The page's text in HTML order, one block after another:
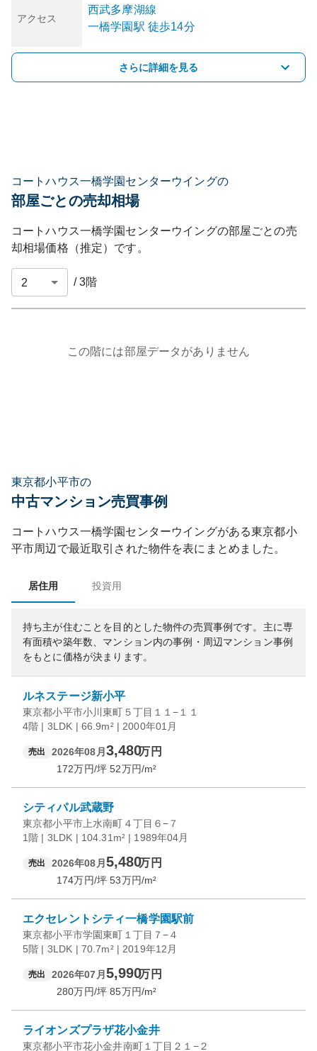
アクセス
西武多摩湖線
一橋学園 駅 徒歩14分
さらに詳細を見る
コートハウス一橋学園センターウイングの
部屋ごとの売却相場
コートハウス一橋学園センターウイングの部屋ごとの売
却相場価格（推定）です。
/3階
この階には部屋データがありません
東京都小平市の
中古マンション売買事例
コートハウス一橋学園センターウイングがある東京都小
平市周辺で最近取引された物件を表にまとめました。
居住用 投資用
持ち主が住むことを目的とした物件の売買事例です。 主に専
有面積や築年数、マンション内の事例・周辺マンション事例
をもとに価格が決まります。
ルネステージ新小平
東京都小平市小川東町５丁目１１−１１
4階 | 3LDK | 66.9m² | 2000年01月
売出 2026年08月 3,480万円
172万円/坪 52万円/m²
シティパル武蔵野
東京都小平市上水南町４丁目６−７
1階 | 3LDK | 104.31m² | 1989年04月
売出 2026年08月 5,480万円
174万円/坪 53万円/m²
エクセレントシティ一橋学園駅前
東京都小平市学園東町１丁目７−４
5階 | 3LDK | 70.7m² | 2019年12月
売出 2026年07月 5,990万円
280万円/坪 85万円/m²
ライオンズプラザ花小金井
東京都小平市花小金井南町１丁目２１−２